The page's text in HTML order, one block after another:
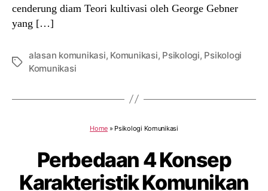
cenderung diam Teori kultivasi oleh George Gebner
yang […]
Tags
alasan komunikasi, Komunikasi, Psikologi, Psikologi
Komunikasi
Home » Psikologi Komunikasi
Perbedaan 4 Konsep
Karakteristik Komunikan